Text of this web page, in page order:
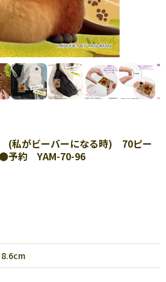
(私がビーバーになる時) 70ピー
約 YAM-70-96